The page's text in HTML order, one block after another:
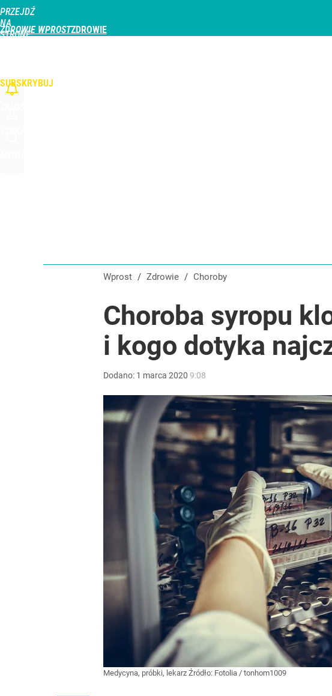
PRZEJDŹ
NA
STRONĘ
ZDROWIE WPROST
SUBSKRYBUJ
Wprost / Zdrowie / Choroby
Choroba syropu
i kogo dotyka
Dodano: 1 marca 2020 9:08
Medycyna, próbki, lekarz Źródło: Fotolia / tonhom1009